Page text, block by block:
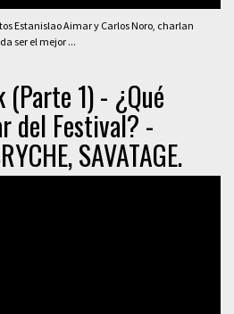
Estanislao Aimar y Carlos Noro, charlan
ser el mejor ...
1) - ¿Qué
del Festival? -
SAVATAGE.